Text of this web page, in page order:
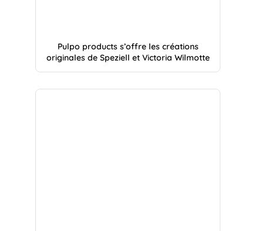
Pulpo products s’offre les créations
originales de Speziell et Victoria Wilmotte